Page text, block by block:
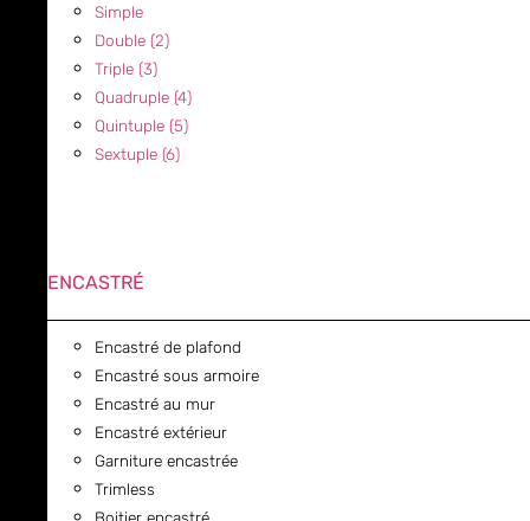
Simple
Double (2)
Triple (3)
Quadruple (4)
Quintuple (5)
Sextuple (6)
ENCASTRÉ
Encastré de plafond
Encastré sous armoire
Encastré au mur
Encastré extérieur
Garniture encastrée
Trimless